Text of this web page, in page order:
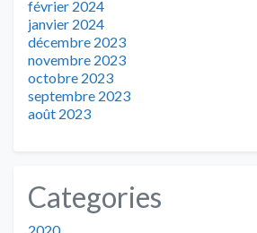
février 2024
janvier 2024
décembre 2023
novembre 2023
octobre 2023
septembre 2023
août 2023
Categories